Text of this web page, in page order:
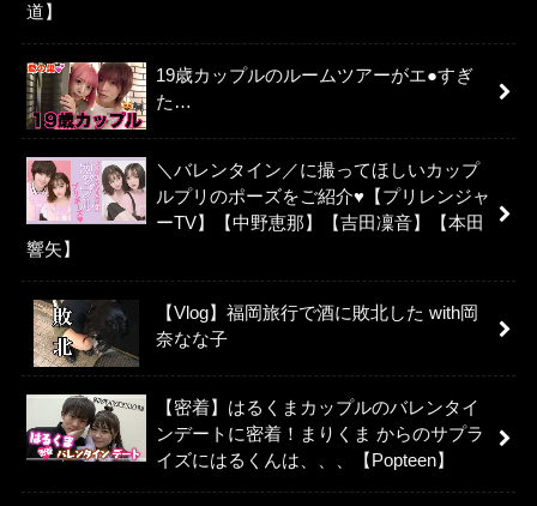
道】
19歳カップルのルームツアーがエ●すぎ
た…
＼バレンタイン／に撮ってほしいカップ
ルプリのポーズをご紹介♥【プリレンジャ
ーTV】【中野恵那】【吉田凜音】【本田
響矢】
【Vlog】福岡旅行で酒に敗北した with岡
奈なな子
【密着】はるくまカップルのバレンタイ
ンデートに密着！まりくま からのサプラ
イズにはるくんは、、、【Popteen】